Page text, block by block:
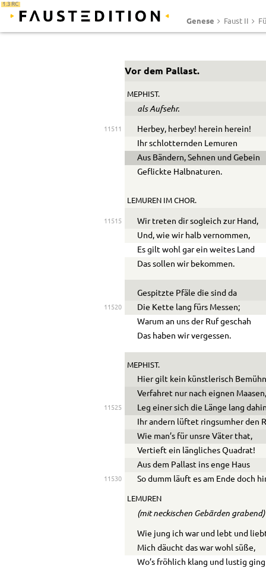
1.3 RC
Genese Faust II
Vor dem Pallast.
MEPHIST.
als Aufsehr.
11511
Herbey, herbey! herein herein!
Ihr schlotternden Lemuren
Aus Bändern, Sehnen und Gebein
Geflickte Halbnaturen.
LEMUREN IM CHOR.
11515
Wir treten dir sogleich zur Hand,
Und, wie wir halb vernommen,
Es gilt wohl gar ein weites Land
Das sollen wir bekommen.
Gespitzte Pfäle die sind da
11520
Die Kette lang fürs Messen;
Warum an uns der Ruf geschah
Das haben wir vergessen.
MEPHIST.
Hier gilt kein künstlerisch
Verfahret nur nach eignen
11525
Leg einer sich die Länge lang
Ihr andern lüftet ringsumher den
Wie man’s für unsre Väter that,
Vertieft ein längliches Quadrat!
Aus dem Pallast ins enge Haus
11530 So dumm läuft es am Ende doch
LEMUREN
(mit neckischen Gebärden grabend)
Wie jung ich war und lebt und
Mich däucht das war wohl süße,
Wo’s fröhlich klang und lustig ging